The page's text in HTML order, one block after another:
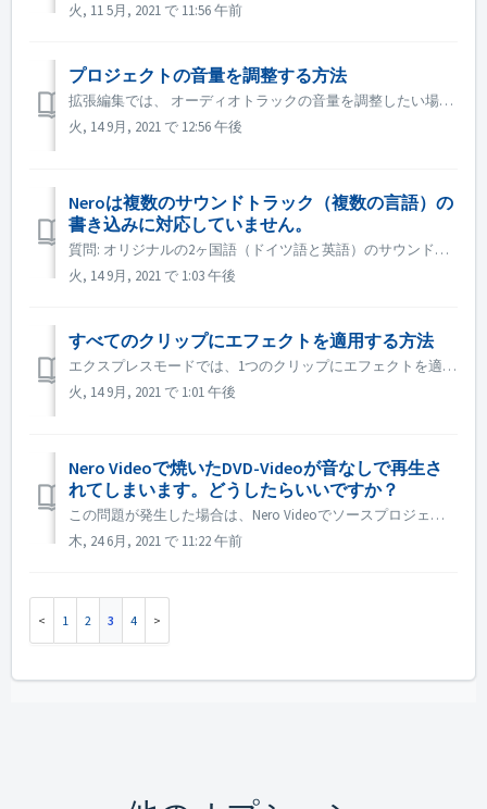
火, 11 5月, 2021 で 11:56 午前
プロジェクトの音量を調整する方法
拡張編集では、 オーディオトラックの音量を調整したい場合は、オーディオトラックの左側にある音量ボタンにマウスを移動させ、右クリックして調整します。 指定した映像や音楽の音量を調整したい場合は、その映像や音楽を選択し、右上のエフェクトパレット→プロパティ→オーディオレベルで調整します。 ...
火, 14 9月, 2021 で 12:56 午後
Neroは複数のサウンドトラック（複数の言語）の
書き込みに対応していません。
質問: オリジナルの2ヶ国語（ドイツ語と英語）のサウンドトラックが収録されている映画がいくつかあります。 しかし、2つ目の音声トラックをDVDに入れることができず、1つ目の音声トラック（ドイツ語）しか作成されません。 回答: DVD作成時に選択できるオーディオトラック（言語）は1つのみで、複数の言語には対...
火, 14 9月, 2021 で 1:03 午後
すべてのクリップにエフェクトを適用する方法
エクスプレスモードでは、1つのクリップにエフェクトを適用した後、「エクスプレス・エフェクト・コントロール」を開き、「すべてのクリップまたはピクチャに適用」を有効にします。
火, 14 9月, 2021 で 1:01 午後
Nero Videoで焼いたDVD-Videoが音なしで再生さ
れてしまいます。どうしたらいいですか？
この問題が発生した場合は、Nero Videoでソースプロジェクトをプレビューしてください。焼く前に音が出ているかどうか確認してください。ソースをプレビューしても音が出ない場合は、ソースファイルに問題があることを意味します。 ソースプロジェクトをプレビューしても問題がない場合は、以下の方法をお試しください: ...
木, 24 6月, 2021 で 11:22 午前
1 2 3 4